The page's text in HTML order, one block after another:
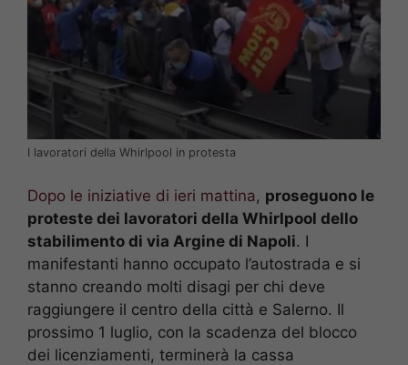
I lavoratori della Whirlpool in protesta
Dopo le iniziative di ieri mattina, proseguono le
proteste dei lavoratori della Whirlpool dello
stabilimento di via Argine di Napoli. I
manifestanti hanno occupato l’autostrada e si
stanno creando molti disagi per chi deve
raggiungere il centro della città e Salerno. Il
prossimo 1 luglio, con la scadenza del blocco
dei licenziamenti, terminerà la cassa